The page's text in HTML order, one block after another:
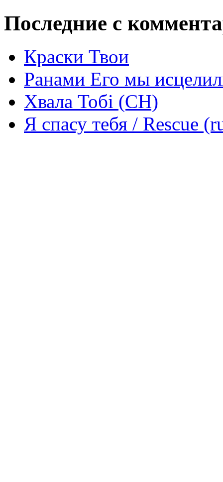
Последние с
Краски Твои
Ранами Его мы
Хвала Тобі (СН)
Я спасу тебя / Rescue